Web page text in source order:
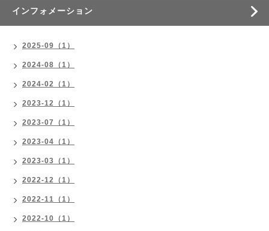
インフォメーション
2025-09（1）
2024-08（1）
2024-02（1）
2023-12（1）
2023-07（1）
2023-04（1）
2023-03（1）
2022-12（1）
2022-11（1）
2022-10（1）